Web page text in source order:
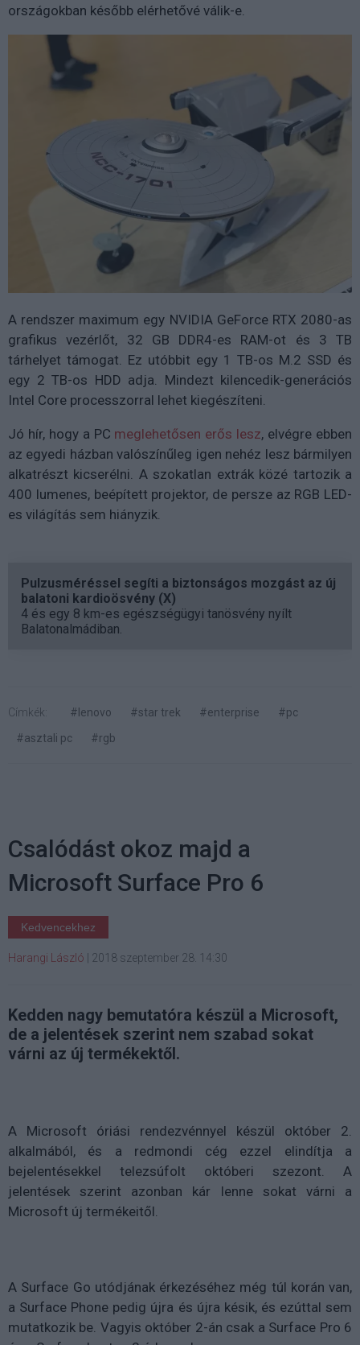
országokban később elérhetővé válik-e.
A rendszer maximum egy NVIDIA GeForce RTX 2080-as
grafikus vezérlőt, 32 GB DDR4-es RAM-ot és 3 TB
tárhelyet támogat. Ez utóbbit egy 1 TB-os M.2 SSD és
egy 2 TB-os HDD adja. Mindezt kilencedik-generációs
Intel Core processzorral lehet kiegészíteni.
Jó hír, hogy a PC meglehetősen erős lesz, elvégre ebben
az egyedi házban valószínűleg igen nehéz lesz bármilyen
alkatrészt kicserélni. A szokatlan extrák közé tartozik a
400 lumenes, beépített projektor, de persze az RGB LED-
es világítás sem hiányzik.
Pulzusméréssel segíti a biztonságos mozgást az új
balatoni kardioösvény (X)
4 és egy 8 km-es egészségügyi tanösvény nyílt
Balatonalmádiban.
Címkék: #lenovo #star trek #enterprise
#pc
#asztali pc
#rgb
Csalódást okoz majd a
Microsoft Surface Pro 6
Kedvencekhez
Harangi László 2018 szeptember 28. 14:30
Kedden nagy bemutatóra készül a Microsoft,
de a jelentések szerint nem szabad sokat
várni az új termékektől.
A Microsoft óriási rendezvénnyel készül október 2.
alkalmából, és a redmondi cég ezzel elindítja a
bejelentésekkel telezsúfolt októberi szezont. A
jelentések szerint azonban kár lenne sokat várni a
Microsoft új termékeitől.
A Surface Go utódjának érkezéséhez még túl korán van,
a Surface Phone pedig újra és újra késik, és ezúttal sem
mutatkozik be. Vagyis október 2-án csak a Surface Pro 6